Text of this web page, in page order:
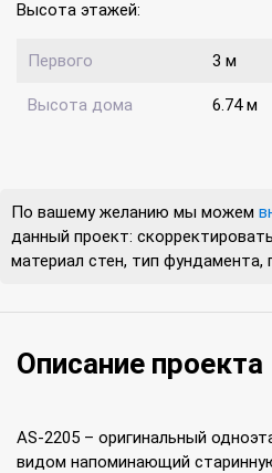
Высота этажей:
Первого 3 м
Высота дома 6.74 м
По вашему желанию мы можем
данный проект:
материал стен, тип фундамента,
Описание проекта
AS-2205 – оригинальный
видом напоминающий